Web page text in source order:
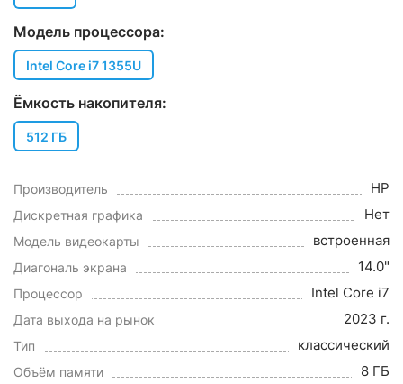
Модель процессора:
Intel Core i7 1355U
Ёмкость накопителя:
512 ГБ
Производитель HP
Дискретная графика Нет
Модель видеокарты встроенная
Диагональ экрана 14.0"
Процессор Intel Core i7
Дата выхода на рынок 2023 г.
Тип классический
Объём памяти 8 ГБ